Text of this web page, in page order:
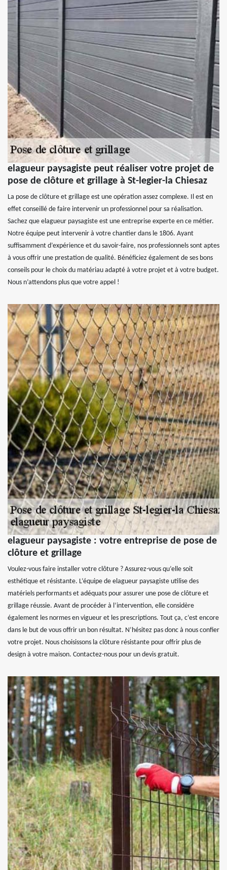
elagueur paysagiste peut réaliser votre projet de
pose de clôture et grillage à St-legier-la Chiesaz
La pose de clôture et grillage est une opération assez complexe. Il est en
effet conseillé de faire intervenir un professionnel pour sa réalisation.
Sachez que elagueur paysagiste est une entreprise experte en ce métier.
Notre équipe peut intervenir à votre chantier dans le 1806. Ayant
suffisamment d’expérience et du savoir-faire, nos professionnels sont aptes
à vous offrir une prestation de qualité. Bénéficiez également de ses bons
conseils pour le choix du matériau adapté à votre projet et à votre budget.
Nous n’attendons plus que votre appel !
elagueur paysagiste : votre entreprise de pose de
clôture et grillage
Voulez-vous faire installer votre clôture ? Assurez-vous qu’elle soit
esthétique et résistante. L’équipe de elagueur paysagiste utilise des
matériels performants et adéquats pour assurer une pose de clôture et
grillage réussie. Avant de procéder à l’intervention, elle considère
également les normes en vigueur et les prescriptions. Tout ça, c’est encore
dans le but de vous offrir un bon résultat. N’hésitez pas donc à nous confier
votre projet. Nous choisissons la clôture résistante pour offrir plus de
design à votre maison. Contactez-nous pour un devis gratuit.